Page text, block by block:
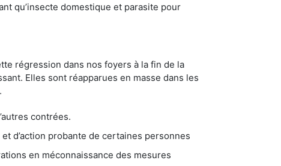
qu’insecte domestique et parasite pour
régression dans nos foyers à la fin de la
Elles sont réapparues en masse dans les
contrées.
d’action probante de certaines personnes
en méconnaissance des mesures